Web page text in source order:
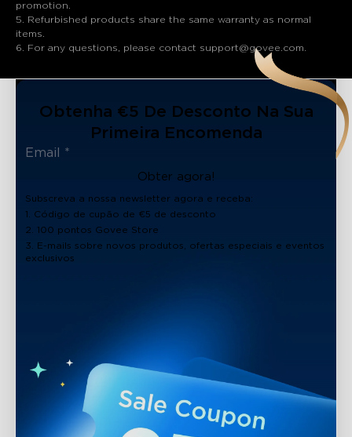
promotion.
5. Refurbished products share the same warranty as normal
items.
6. For any questions, please contact support@govee.com.
Obtenha €5 De Desconto Na Sua
Primeira Encomenda
Obter agora!
Subscreva a nossa newsletter agora e receba:
1. Código de cupão de €5 de desconto
2. 100 pontos Govee Store
3. E-mails sobre novos produtos, ofertas especiais e eventos
exclusivos